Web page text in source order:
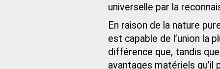
universelle par la
En raison de la nature
est capable de l’union la
différence que, tandis
avantages matériels